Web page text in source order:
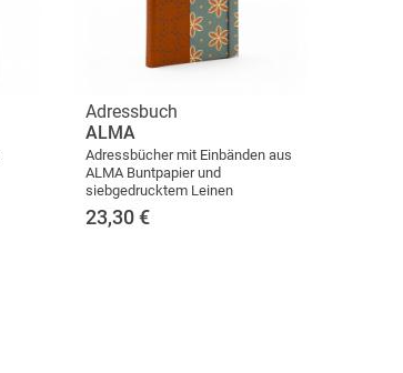
Adressbuch
ALMA
Adressbücher mit Einbänden aus
ALMA Buntpapier und
siebgedrucktem Leinen
23,30 €